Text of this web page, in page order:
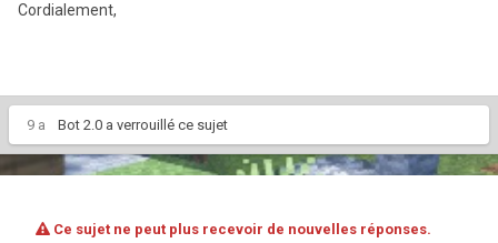
Cordialement,
9 a Bot 2.0 a verrouillé ce sujet
Ce sujet ne peut plus recevoir de nouvelles réponses.